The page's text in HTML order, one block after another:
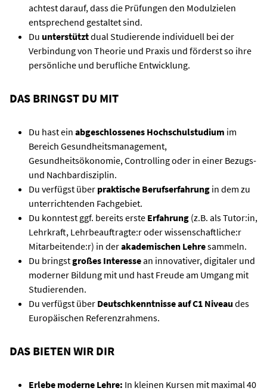
achtest darauf, dass die Prüfungen den Modulzielen
entsprechend gestaltet sind.
Du unterstütztdual Studierende individuell bei der
Verbindung von Theorie und Praxis und förderst so ihre
persönliche und berufliche Entwicklung.
DAS BRINGST DU MIT
Du hast ein abgeschlossenes Hochschulstudium im
Bereich Gesundheitsmanagement,
Gesundheitsökonomie, Controlling oder in einer Bezugs-
und Nachbardisziplin.
Du verfügst über praktische Berufserfahrung in dem zu
unterrichtenden Fachgebiet.
Du konntest ggf. bereits erste Erfahrung (z.B. als Tutor:in,
Lehrkraft, Lehrbeauftragte:r oder wissenschaftliche:r
Mitarbeitende:r) in derakademischen Lehresammeln.
Du bringstgroßes Interessean innovativer, digitaler und
moderner Bildung mit und hast Freude am Umgang mit
Studierenden.
Du verfügst über Deutschkenntnisse auf C1 Niveau des
Europäischen Referenzrahmens.
DAS BIETEN WIR DIR
Erlebe moderne Lehre: In kleinen Kursen mit maximal 40